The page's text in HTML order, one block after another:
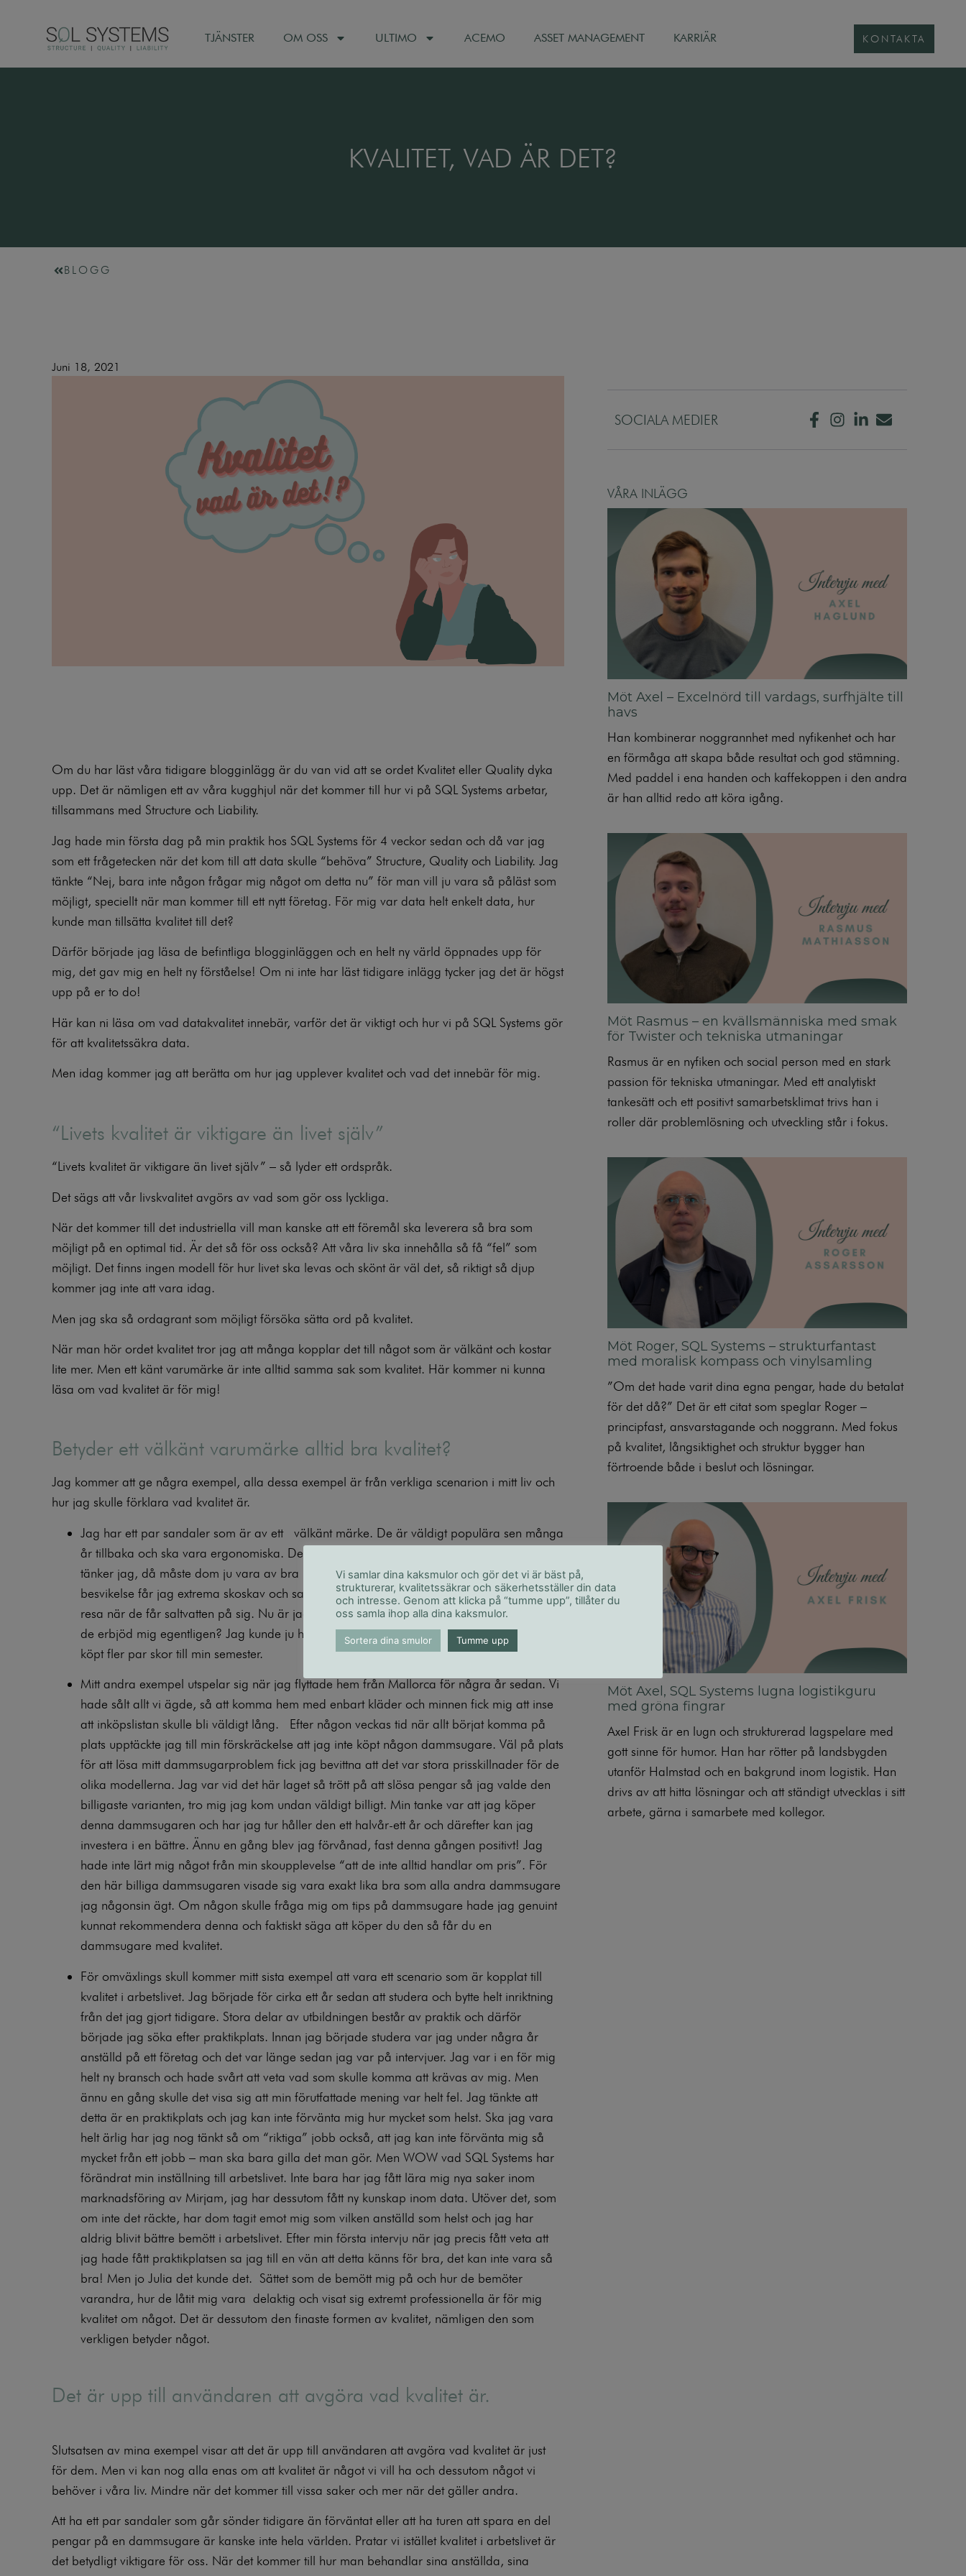
TJÄNSTER OM OSS ULTIMO ACEMO ASSET MANAGEMENT KARRIÄR KONTAKTA
KVALITET, VAD ÄR DET?
BLOGG
Juni 18, 2021
Om du har läst våra tidigare blogginlägg är du van vid att se ordet Kvalitet eller Quality dyka
upp. Det är nämligen ett av våra kugghjul när det kommer till hur vi på SQL Systems arbetar,
tillsammans med Structure och Liability.
Jag hade min första dag på min praktik hos SQL Systems för 4 veckor sedan och då var jag
som ett frågetecken när det kom till att data skulle “behöva” Structure, Quality och Liability. Jag
tänkte “Nej, bara inte någon frågar mig något om detta nu” för man vill ju vara så påläst som
möjligt, speciellt när man kommer till ett nytt företag. För mig var data helt enkelt data, hur
kunde man tillsätta kvalitet till det?
Därför började jag läsa de befintliga blogginläggen och en helt ny värld öppnades upp för
mig, det gav mig en helt ny förståelse! Om ni inte har läst tidigare inlägg tycker jag det är högst
upp på er to do!
Här kan ni läsa om vad datakvalitet innebär, varför det är viktigt och hur vi på SQL Systems gör
för att kvalitetssäkra data.
Men idag kommer jag att berätta om hur jag upplever kvalitet och vad det innebär för mig.
“Livets kvalitet är viktigare än livet själv”
“Livets kvalitet är viktigare än livet själv” – så lyder ett ordspråk.
Det sägs att vår livskvalitet avgörs av vad som gör oss lyckliga.
När det kommer till det industriella vill man kanske att ett föremål ska leverera så bra som
möjligt på en optimal tid. Är det så för oss också? Att våra liv ska innehålla så få “fel” som
möjligt. Det finns ingen modell för hur livet ska levas och skönt är väl det, så riktigt så djup
kommer jag inte att vara idag.
Men jag ska så ordagrant som möjligt försöka sätta ord på kvalitet.
När man hör ordet kvalitet tror jag att många kopplar det till något som är välkänt och kostar
lite mer. Men ett känt varumärke är inte alltid samma sak som kvalitet. Här kommer ni kunna
läsa om vad kvalitet är för mig!
Betyder ett välkänt varumärke alltid bra kvalitet?
Jag kommer att ge några exempel, alla dessa exempel är från verkliga scenarion i mitt liv och
hur jag skulle förklara vad kvalitet är.
Jag har ett par sandaler som är av ett välkänt märke. De är väldigt populära sen många
år tillbaka och ska vara ergonomiska. De är dessutom dyrare än andra sandaler. Perfekt
tänker jag, då måste dom ju vara av bra kvalitet, så jag köper sandalerna. Till min
besvikelse får jag extrema skoskav och sandalen går till och med sönder efter min första
resa när de får saltvatten på sig. Nu är jag istället arg och tänker vad var det för kvalitet
de erbjöd mig egentligen? Jag kunde ju ha sparat några hundralappar eller till och med
köpt fler par skor till min semester.
Mitt andra exempel utspelar sig när jag flyttade hem från Mallorca för några år sedan. Vi
hade sålt allt vi ägde, så att komma hem med enbart kläder och minnen fick mig att inse
att inköpslistan skulle bli väldigt lång. Efter någon veckas tid när allt börjat komma på
plats upptäckte jag till min förskräckelse att jag inte köpt någon dammsugare. Väl på plats
för att lösa mitt dammsugarproblem fick jag bevittna att det var stora prisskillnader för de
olika modellerna. Jag var vid det här laget så trött på att slösa pengar så jag valde den
billigaste varianten, tro mig jag kom undan väldigt billigt. Min tanke var att jag köper
denna dammsugaren och har jag tur håller den ett halvår-ett år och därefter kan jag
investera i en bättre. Ännu en gång blev jag förvånad, fast denna gången positivt! Jag
hade inte lärt mig något från min skoupplevelse “att de inte alltid handlar om pris”. För
den här billiga dammsugaren visade sig vara exakt lika bra som alla andra dammsugare
jag någonsin ägt. Om någon skulle fråga mig om tips på dammsugare hade jag genuint
kunnat rekommendera denna och faktiskt säga att köper du den så får du en
dammsugare med kvalitet.
För omväxlings skull kommer mitt sista exempel att vara ett scenario som är kopplat till
kvalitet i arbetslivet. Jag började för cirka ett år sedan att studera och bytte helt inriktning
från det jag gjort tidigare. Stora delar av utbildningen består av praktik och därför
började jag söka efter praktikplats. Innan jag började studera var jag under några år
anställd på ett företag och det var länge sedan jag var på intervjuer. Jag var i en för mig
helt ny bransch och hade svårt att veta vad som skulle komma att krävas av mig. Men
ännu en gång skulle det visa sig att min förutfattade mening var helt fel. Jag tänkte att
detta är en praktikplats och jag kan inte förvänta mig hur mycket som helst. Ska jag vara
helt ärlig har jag nog tänkt så om “riktiga” jobb också, att jag kan inte förvänta mig så
mycket från ett jobb – man ska bara gilla det man gör. Men WOW vad SQL Systems har
förändrat min inställning till arbetslivet. Inte bara har jag fått lära mig nya saker inom
marknadsföring av Mirjam, jag har dessutom fått ny kunskap inom data. Utöver det, som
om inte det räckte, har dom tagit emot mig som vilken anställd som helst och jag har
aldrig blivit bättre bemött i arbetslivet. Efter min första intervju när jag precis fått veta att
jag hade fått praktikplatsen sa jag till en vän att detta känns för bra, det kan inte vara så
bra! Men jo Julia det kunde det. Sättet som de bemött mig på och hur de bemöter
varandra, hur de låtit mig vara delaktig och visat sig extremt professionella är för mig
kvalitet om något. Det är dessutom den finaste formen av kvalitet, nämligen den som
verkligen betyder något.
Det är upp till användaren att avgöra vad kvalitet är.
Slutsatsen av mina exempel visar att det är upp till användaren att avgöra vad kvalitet är just
för dem. Men vi kan nog alla enas om att kvalitet är något vi vill ha och dessutom något vi
behöver i våra liv. Mindre när det kommer till vissa saker och mer när det gäller andra.
Att ha ett par sandaler som går sönder tidigare än förväntat eller att ha turen att spara en del
pengar på en dammsugare är kanske inte hela världen. Pratar vi istället kvalitet i arbetslivet är
det betydligt viktigare för oss. När det kommer till hur man behandlar sina anställda, sina
SOCIALA MEDIER
VÅRA INLÄGG
Möt Axel – Excelnörd till vardags, surfhjälte till
havs
Han kombinerar noggrannhet med nyfikenhet och har
en förmåga att skapa både resultat och god stämning.
Med paddel i ena handen och kaffekoppen i den andra
är han alltid redo att köra igång.
Möt Rasmus – en kvällsmänniska med smak
för Twister och tekniska utmaningar
Rasmus är en nyfiken och social person med en stark
passion för tekniska utmaningar. Med ett analytiskt
tankesätt och ett positivt samarbetsklimat trivs han i
roller där problemlösning och utveckling står i fokus.
Möt Roger, SQL Systems – strukturfantast
med moralisk kompass och vinylsamling
”Om det hade varit dina egna pengar, hade du betalat
för det då?” Det är ett citat som speglar Roger –
principfast, ansvarstagande och noggrann. Med fokus
på kvalitet, långsiktighet och struktur bygger han
förtroende både i beslut och lösningar.
Möt Axel, SQL Systems lugna logistikguru
med gröna fingrar
Axel Frisk är en lugn och strukturerad lagspelare med
gott sinne för humor. Han har rötter på landsbygden
utanför Halmstad och en bakgrund inom logistik. Han
drivs av att hitta lösningar och att ständigt utvecklas i sitt
arbete, gärna i samarbete med kollegor.
Vi samlar dina kaksmulor och gör det vi är bäst på,
strukturerar, kvalitetssäkrar och säkerhetsställer din data
och intresse. Genom att klicka på “tumme upp”, tillåter du
oss samla ihop alla dina kaksmulor.
Sortera dina smulor Tumme upp